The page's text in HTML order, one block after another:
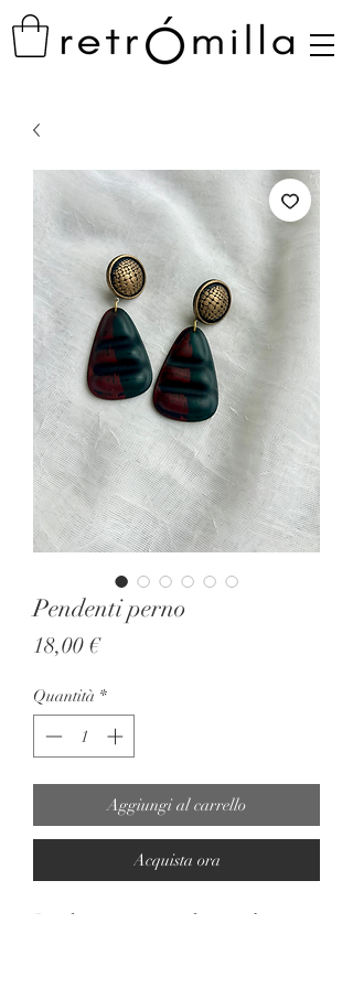
Pendenti perno
18,00 €Prezzo
Quantità *
Aggiungi al carrello
Acquista ora
Pendenti perno con doppio elemento